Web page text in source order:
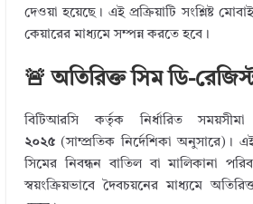
দেওয়া হয়েছে। এই প্রক্রিয়াটি সংশ্লিষ্ট
কেয়ারের মাধ্যমে সম্পন্ন করতে হবে।
🚨 অতিরিক্ত সিম ডি-
বিটিআরসি কর্তৃক নির্ধারিত
২০২৫(সাম্প্রতিক নির্দেশিকা অনুসারে)।
সিমের নিবন্ধন বাতিল বা মালিকানা
স্বয়ংক্রিয়ভাবে দৈবচয়নের মাধ্যমে